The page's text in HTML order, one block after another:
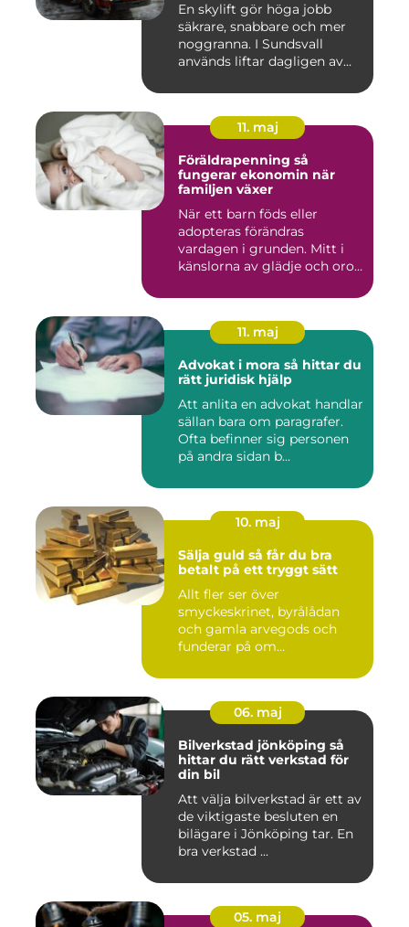
En skylift gör höga jobb
säkrare, snabbare och mer
noggranna. I Sundsvall
används liftar dagligen av...
11. maj
Föräldrapenning så
fungerar ekonomin när
familjen växer
När ett barn föds eller
adopteras förändras
vardagen i grunden. Mitt i
känslorna av glädje och oro
11. maj
Advokat i mora så hittar du
rätt juridisk hjälp
Att anlita en advokat handlar
sällan bara om paragrafer.
Ofta befinner sig personen
på andra sidan b...
10. maj
Sälja guld så får du bra
betalt på ett tryggt sätt
Allt fler ser över
smyckeskrinet, byrålådan
och gamla arvegods och
funderar på om
06. maj
Bilverkstad jönköping så
hittar du rätt verkstad för
din bil
Att välja bilverkstad är ett av
de viktigaste besluten en
bilägare i Jönköping tar. En
bra verkstad ...
05. maj